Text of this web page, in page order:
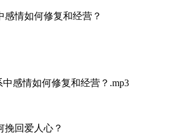
感情如何修复和经营？
感情如何修复和经营？.mp3
挽回爱人心？